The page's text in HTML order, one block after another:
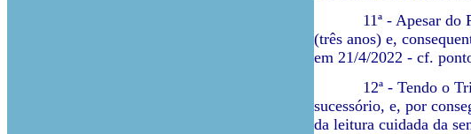
11ª - Apesar do
(três anos) e,
em 21/4/2022 - cf.
12ª - Tendo o
sucessório, e, por
da leitura cuidada da